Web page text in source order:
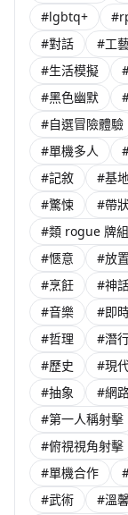
#lgbtq+
#對話
#工
#生活模擬
#黑色幽默
#自選冒險體驗
#單機多人
#記敘
#基
#驚悚
#帶
#類 rogue 牌
#愜意
#放置
#烹飪
#神
#音樂
#即
#哲理
#潛
#歷史
#現
#抽象
#網
#第一人稱射擊
#俯視視角射擊
#單機合作
#武術
#溫